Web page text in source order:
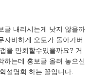
글 내리시는게 낫지 않을까
자비하게 오토가 돌아가버
을 만회할수있을까요? 거
하는데 홍보글 올려 놓으신
설명회 하는 꼴입니다.